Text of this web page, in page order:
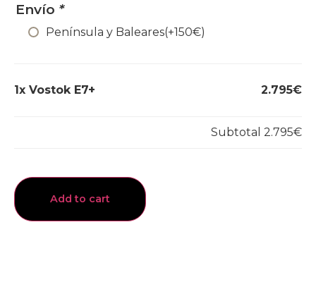
Envío *
Península y Baleares(+150€)
1x Vostok E7+ 2.795€
Subtotal 2.795€
Add to cart